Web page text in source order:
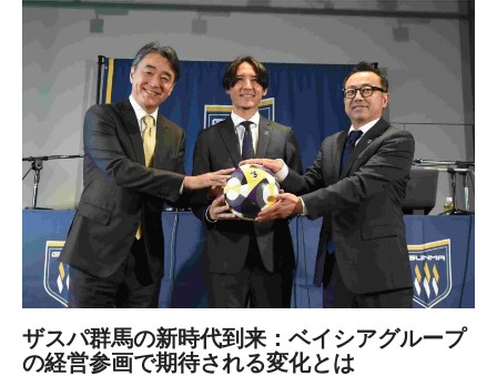
ザスパ群馬の新時代到来：ベイシアグループ
の経営参画で期待される変化とは